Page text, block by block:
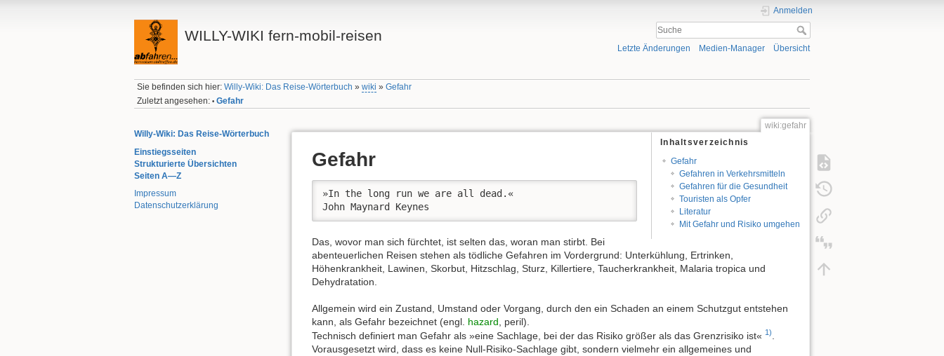
WILLY-WIKI fern-mobil-reisen
Anmelden
Letzte Änderungen Medien-Manager Übersicht
Sie befinden sich hier:Willy-Wiki: Das Reise-Wörterbuch »wiki »Gefahr
Zuletzt angesehen: • Gefahr
Willy-Wiki: Das Reise-Wörterbuch
Einstiegsseiten
Strukturierte Übersichten
Seiten A—Z
Impressum
Datenschutzerklärung
wiki:gefahr
Inhaltsverzeichnis
Gefahr
Gefahren in Verkehrsmitteln
Gefahren für die Gesundheit
Touristen als Opfer
Literatur
Mit Gefahr und Risiko umgehen
Gefahr
»In the long run we are all dead.«
John Maynard Keynes
Das, wovor man sich fürchtet, ist selten das, woran man stirbt. Bei
abenteuerlichen Reisen stehen als tödliche Gefahren im Vordergrund: Unterkühlung, Ertrinken,
Höhenkrankheit, Lawinen, Skorbut, Hitzschlag, Sturz, Killertiere, Taucherkrankheit, Malaria tropica und
Dehydratation.
Allgemein wird ein Zustand, Umstand oder Vorgang, durch den ein Schaden an einem Schutzgut entstehen
kann, als Gefahr bezeichnet (engl. hazard, peril).
Technisch definiert man Gefahr als »eine Sachlage, bei der das Risiko größer als das Grenzrisiko ist« 1)
Vorausgesetzt wird, dass es keine Null-Risiko-Sachlage gibt, sondern vielmehr ein allgemeines und